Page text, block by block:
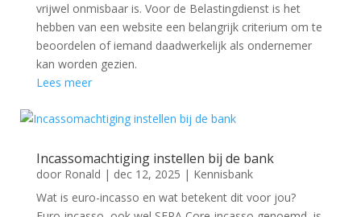
vrijwel onmisbaar is. Voor de Belastingdienst is het
hebben van een website een belangrijk criterium om te
beoordelen of iemand daadwerkelijk als ondernemer
kan worden gezien.
Lees meer
Incassomachtiging instellen bij de bank
door Ronald | dec 12, 2025 | Kennisbank
Wat is euro-incasso en wat betekent dit voor jou?